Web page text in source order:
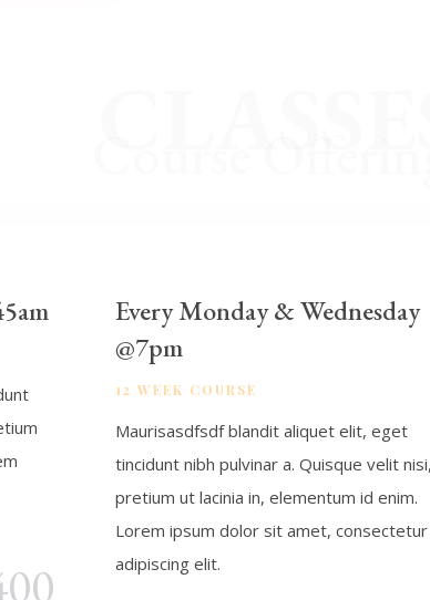
Every Monday & Wednesday
@7pm
12 WEEK COURSE
Maurisasdfsdf blandit aliquet elit, eget
tincidunt nibh pulvinar a. Quisque velit nisi,
pretium ut lacinia in, elementum id enim.
Lorem ipsum dolor sit amet, consectetur
adipiscing elit.